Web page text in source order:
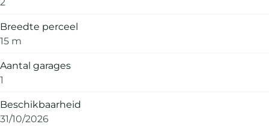
Breedte perceel
15 m
Aantal garages
1
Beschikbaarheid
31/10/2026